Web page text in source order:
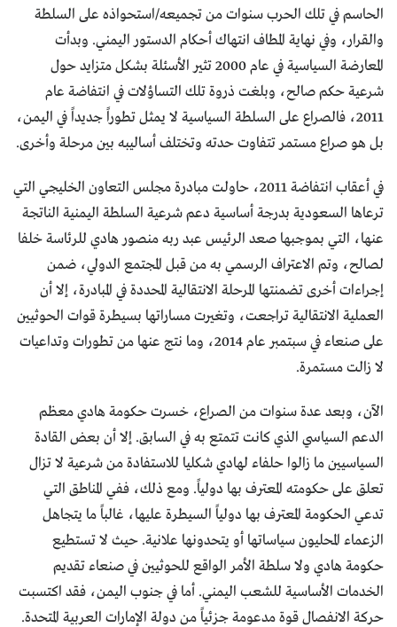
الحاسم في تلك الحرب سنوات من تجميعه/استحواذه على السلطة
والقرار، وفي نهاية المطاف انتهاك أحكام الدستور اليمني. وبدأت
المعارضة السياسية في عام 2000 تثير الأسئلة بشكل متزايد حول
شرعية حكم صالح، وبلغت ذروة تلك التساؤلات في انتفاضة عام
2011، فالصراع على السلطة السياسية لا يمثل تطوراً جديداً في اليمن،
بل هو صراع مستمر تتفاوت حدته وتختلف أساليبه بين مرحلة وأخرى.
في أعقاب انتفاضة 2011، حاولت مبادرة مجلس التعاون الخليجي التي
ترعاها السعودية بدرجة أساسية دعم شرعية السلطة اليمنية الناتجة
عنها، التي بموجبها صعد الرئيس عبد ربه منصور هادي للرئاسة خلفا
لصالح، وتم الاعتراف الرسمي به من قبل المجتمع الدولي، ضمن
إجراءات أخرى تضمنتها المرحلة الانتقالية المحددة في المبادرة، إلا أن
العملية الانتقالية تراجعت، وتغيرت مساراتها بسيطرة قوات الحوثيين
على صنعاء في سبتمبر عام 2014، وما نتج عنها من تطورات وتداعيات
لا زالت مستمرة.
الآن، وبعد عدة سنوات من الصراع، خسرت حكومة هادي معظم
الدعم السياسي الذي كانت تتمتع به في السابق. إلا أن بعض القادة
السياسيين ما زالوا حلفاء لهادي شكليا للاستفادة من شرعية لا تزال
تعلق على حكومته المعترف بها دولياً. ومع ذلك، ففي المناطق التي
تدعي الحكومة المعترف بها دولياً السيطرة عليها، غالباً ما يتجاهل
الزعماء المحليون سياساتها أو يتحدونها علانية. حيث لا تستطيع
حكومة هادي ولا سلطة الأمر الواقع للحوثيين في صنعاء تقديم
الخدمات الأساسية للشعب اليمني. أما في جنوب اليمن، فقد اكتسبت
حركة الانفصال قوة مدعومة جزئياً من دولة الإمارات العربية المتحدة.